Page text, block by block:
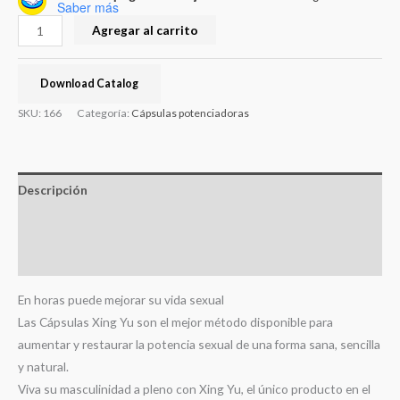
Saber más
Agregar al carrito
Download Catalog
SKU: 166 Categoría: Cápsulas potenciadoras
Descripción
En horas puede mejorar su vida sexual
Las Cápsulas Xing Yu son el mejor método disponible para
aumentar y restaurar la potencia sexual de una forma sana, sencilla
y natural.
Viva su masculinidad a pleno con Xing Yu, el único producto en el